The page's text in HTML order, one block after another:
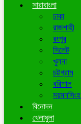
সারাবাংলা
ঢাকা
রাজশাহী
রংপুর
সিলেট
খুলনা
চট্টগ্রাম
বরিশাল
ময়মনসিংহ
বিনোদন
খেলাধুলা